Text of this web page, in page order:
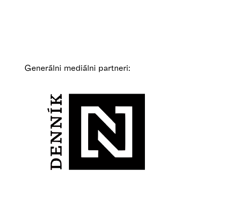
Generálni mediálni partneri: